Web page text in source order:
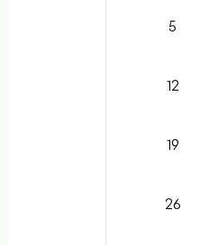
5
12
19
26